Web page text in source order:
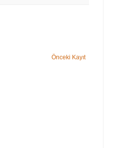
Önceki Kayıt